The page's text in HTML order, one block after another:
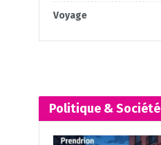
Voyage
Politique & Société